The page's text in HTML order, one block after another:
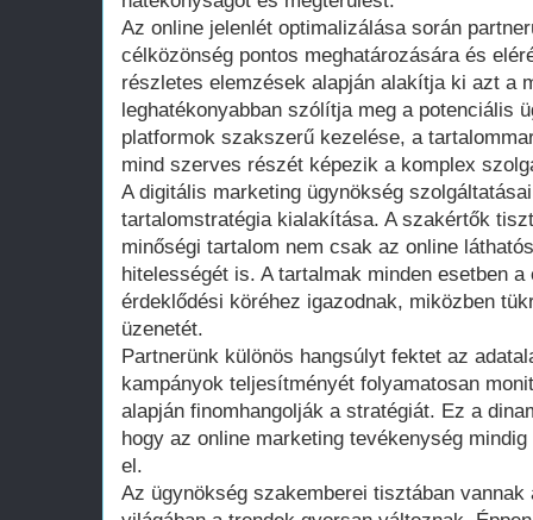
Az online jelenlét optimalizálása során
célközönség pontos meghatározására és
részletes elemzések alapján alakítja ki azt a
leghatékonyabban szólítja meg a potenciális
platformok szakszerű kezelése, a
mind szerves részét képezik a komplex
A digitális marketing ügynökség
tartalomstratégia kialakítása. A szakértők
minőségi tartalom nem csak az online
hitelességét is. A tartalmak minden esetben
érdeklődési köréhez igazodnak, miközben
üzenetét.
Partnerünk különös hangsúlyt fektet az
kampányok teljesítményét folyamatosan
alapján finomhangolják a stratégiát. Ez a
hogy az online marketing tevékenység
el.
Az ügynökség szakemberei tisztában